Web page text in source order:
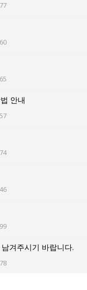
안내
겨주시기 바랍니다.